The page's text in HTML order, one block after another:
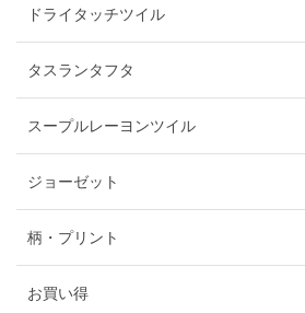
ドライタッチツイル
タスランタフタ
スープルレーヨンツイル
ジョーゼット
柄・プリント
お買い得